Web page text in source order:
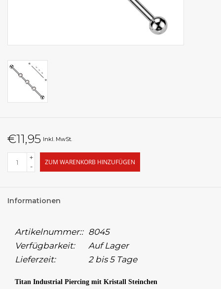
€11,95 Inkl. MwSt.
+
-
ZUM WARENKORB HINZUFÜGEN
Informationen
Artikelnummer:: 8045
Verfügbarkeit:
Auf Lager
Lieferzeit:
2 bis 5 Tage
Titan Industrial Piercing mit Kristall Steinchen